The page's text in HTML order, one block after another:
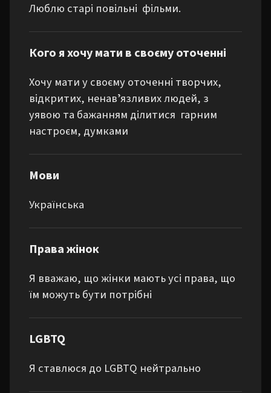
Люблю старі повільні  фільми.
Кого я хочу мати в своєму оточенні
Хочу мати у своєму оточенні творчих,
відкритих, ненавʼязливих людей, з
уявою та бажанням ділитися  гарним
настроєм, думками
Мови
Українська
Права жінок
Я вважаю, що жінки мають усі права, що
їм можуть бути потрібні
LGBTQ
Я ставлюся до LGBTQ нейтрально